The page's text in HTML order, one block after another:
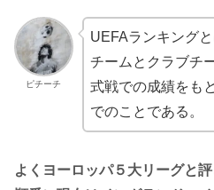
ピチーチ
UEFAランキング
チームとクラブチ
式戦での成績をも
でのことである。
よくヨーロッパ５大リーグと